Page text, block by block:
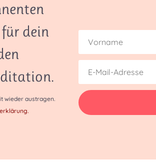
dein
wieder austragen.